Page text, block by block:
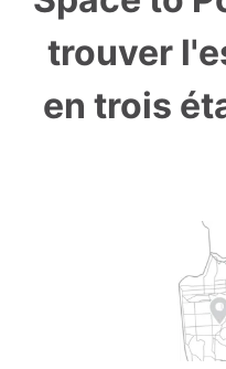
trouver
en trois